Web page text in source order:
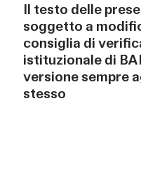
Il testo delle
soggetto a
consiglia di
istituzionale di
versione sempre
stesso